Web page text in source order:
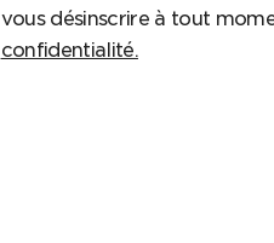
vous désinscrire à tout
confidentialité.